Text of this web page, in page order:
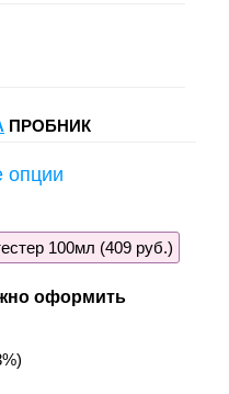
ПРОБНИК
опции
100мл (409 руб.)
оформить